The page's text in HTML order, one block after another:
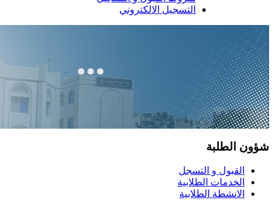
التسجيل الالكتروني
شؤون الطلبة
القبول و التسجل
الخدمات الطلابية
الانشطة الطلابية